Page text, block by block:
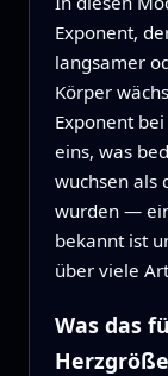
Exponent,
langsamer
Körper
Exponent
eins, was
wuchsen als
wurden —
bekannt ist
über viele
Was das